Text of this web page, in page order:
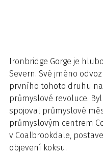
Ironbridge Gorge je
Severn. Své jméno
prvního tohoto druhu
průmyslové revoluce.
spojoval průmyslové
průmyslovým centrem
v Coalbrookdale,
objevení koksu.